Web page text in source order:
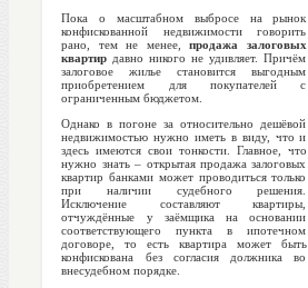
Пока о масштабном выбросе на рынок
конфискованной недвижимости говорить
рано, тем не менее,продажа залоговых
квартир давно никого не удивляет. Причём
залоговое жилье становится выгодным
приобретением для покупателей с
ограниченным бюджетом.
Однако в погоне за относительно дешёвой
недвижимостью нужно иметь в виду, что и
здесь имеются свои тонкости. Главное, что
нужно знать – открытая продажа залоговых
квартир банками может проводиться только
при наличии судебного решения.
Исключение составляют квартиры,
отчуждённые у заёмщика на основании
соответствующего пункта в ипотечном
договоре, то есть квартира может быть
конфискована без согласия должника во
внесудебном порядке.